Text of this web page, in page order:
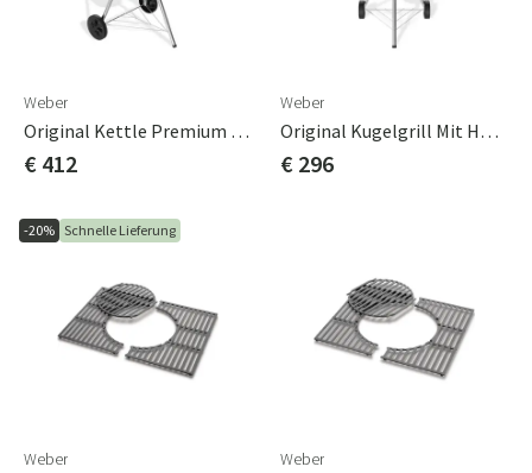
Weber
Original Kettle Premium Holzkohlegrill 57 Cm
€ 412
Weber
Original Kugelgrill Mit Holzkohle, 57 Cm
€ 296
-20% Schnelle Lieferung
Weber Weber